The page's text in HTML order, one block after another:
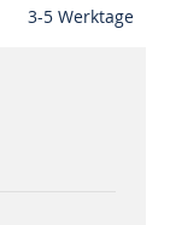
3-5 Werktage